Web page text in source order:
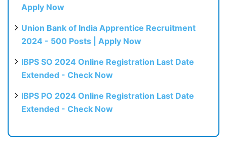
Apply Now
Union Bank of India Apprentice Recruitment
2024 - 500 Posts | Apply Now
IBPS SO 2024 Online Registration Last Date
Extended - Check Now
IBPS PO 2024 Online Registration Last Date
Extended - Check Now